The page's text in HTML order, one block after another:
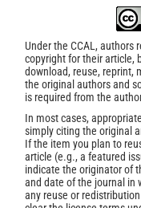
Under the CCAL, authors
copyright for their article,
download, reuse, reprint,
the original authors and
is required from the
In most cases,
simply citing the original
If the item you plan to
article (e.g., a featured
indicate the originator of
and date of the journal in
any reuse or